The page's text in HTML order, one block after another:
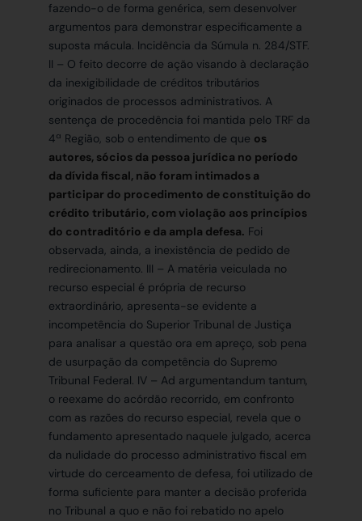
fazendo-o de forma genérica, sem desenvolver
argumentos para demonstrar especificamente a
suposta mácula. Incidência da Súmula n. 284/STF.
II – O feito decorre de ação visando à declaração
da inexigibilidade de créditos tributários
originados de processos administrativos. A
sentença de procedência foi mantida pelo TRF da
4ª Região, sob o entendimento de que os
autores, sócios da pessoa jurídica no período
da dívida fiscal, não foram intimados a
participar do procedimento de constituição do
crédito tributário, com violação aos princípios
do contraditório e da ampla defesa. Foi
observada, ainda, a inexistência de pedido de
redirecionamento. III – A matéria veiculada no
recurso especial é própria de recurso
extraordinário, apresenta-se evidente a
incompetência do Superior Tribunal de Justiça
para analisar a questão ora em apreço, sob pena
de usurpação da competência do Supremo
Tribunal Federal. IV – Ad argumentandum tantum,
o reexame do acórdão recorrido, em confronto
com as razões do recurso especial, revela que o
fundamento apresentado naquele julgado, acerca
da nulidade do processo administrativo fiscal em
virtude do cerceamento de defesa, foi utilizado de
forma suficiente para manter a decisão proferida
no Tribunal a quo e não foi rebatido no apelo